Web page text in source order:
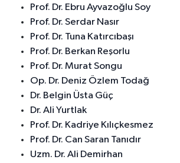
Prof. Dr. Ebru Ayvazoğlu Soy
Prof. Dr. Serdar Nasır
Prof. Dr. Tuna Katırcıbaşı
Prof. Dr. Berkan Reşorlu
Prof. Dr. Murat Songu
Op. Dr. Deniz Özlem Todağ
Dr. Belgin Üsta Güç
Dr. Ali Yurtlak
Prof. Dr. Kadriye Kılıçkesmez
Prof. Dr. Can Saran Tanıdır
Uzm. Dr. Ali Demirhan